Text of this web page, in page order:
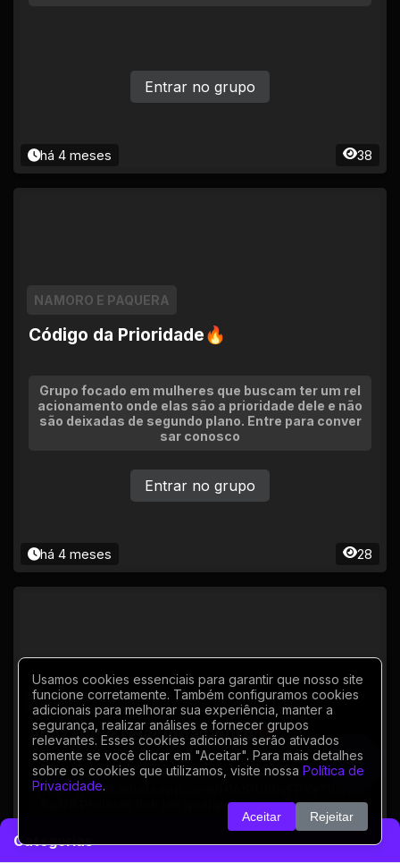
Categorias
há 4 meses 38
Entrar no grupo
Código da Prioridade🔥
NAMORO E PAQUERA
Grupo focado em mulheres que buscam ter um rel
acionamento onde elas são a prioridade dele e não
são deixadas de segundo plano. Entre para conver
sar conosco
há 4 meses 28
Entrar no grupo
Amizade e relacionamento ❤
AMOR E ROMANCE
https://chat.whatsapp.com/HVuPtuI8yFPKeTbwa8
BpN8 Proibido link (de qualquer tipo). Invadir pv se
m autorização.
Usamos cookies essenciais para garantir que nosso site
funcione corretamente. Também configuramos cookies
adicionais para melhorar sua experiência, manter a
segurança, realizar análises e fornecer grupos
relevantes. Esses cookies adicionais serão ativados
somente se você clicar em "Aceitar". Para mais detalhes
sobre os cookies que utilizamos, visite nossa Política de
Privacidade.
Aceitar Rejeitar